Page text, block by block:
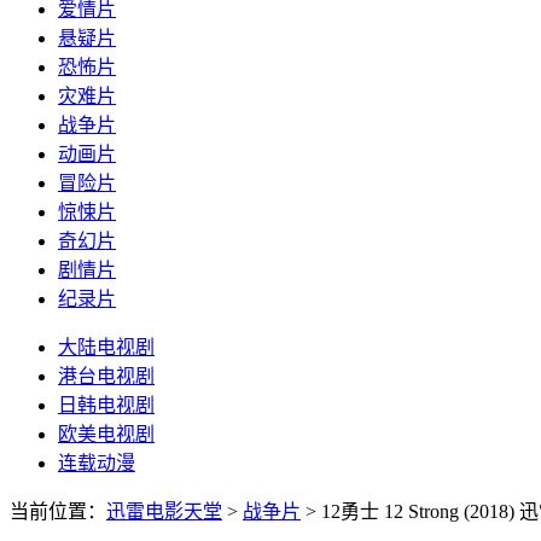
爱情片
悬疑片
恐怖片
灾难片
战争片
动画片
冒险片
惊悚片
奇幻片
剧情片
纪录片
大陆电视剧
港台电视剧
日韩电视剧
欧美电视剧
连载动漫
当前位置： 迅雷电影天堂 > 战争片 > 12勇士 12 Strong (2018)